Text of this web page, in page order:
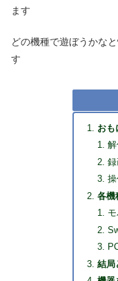
ます
どの機種で遊ぼうかな
す
おも
操
各機
結局